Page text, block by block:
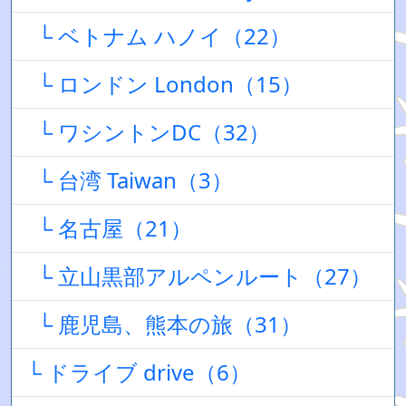
└ ベトナム ハノイ（22）
└ ロンドン London（15）
└ ワシントンDC（32）
└ 台湾 Taiwan（3）
└ 名古屋（21）
└ 立山黒部アルペンルート（27）
└ 鹿児島、熊本の旅（31）
└ ドライブ drive（6）